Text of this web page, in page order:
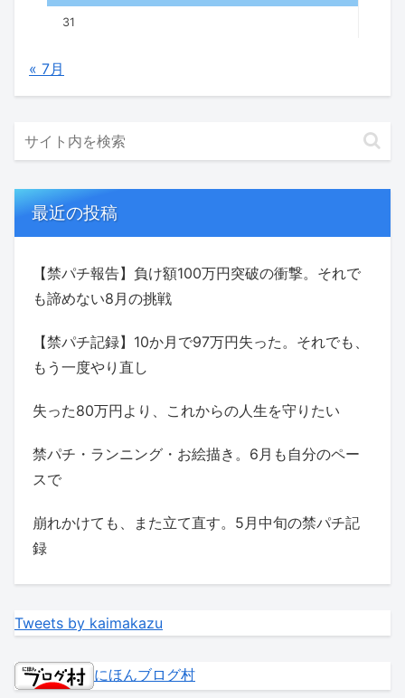
31
« 7月
最近の投稿
【禁パチ報告】負け額100万円突破の衝撃。それで
も諦めない8月の挑戦
【禁パチ記録】10か月で97万円失った。それでも、
もう一度やり直し
失った80万円より、これからの人生を守りたい
禁パチ・ランニング・お絵描き。6月も自分のペー
スで
崩れかけても、また立て直す。5月中旬の禁パチ記
録
Tweets by kaimakazu
にほんブログ村